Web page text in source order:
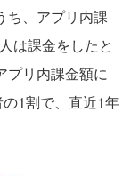
ち、アプリ内課
は課金をしたと
プリ内課金額に
1割で、直近1年